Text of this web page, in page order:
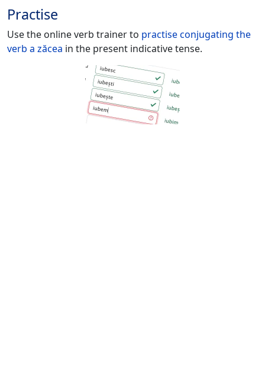
Practise
Use the online verb trainer to practise conjugating the
verb a zăcea in the present indicative tense.